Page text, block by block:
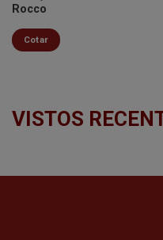
Rocco
Cotar
VISTOS